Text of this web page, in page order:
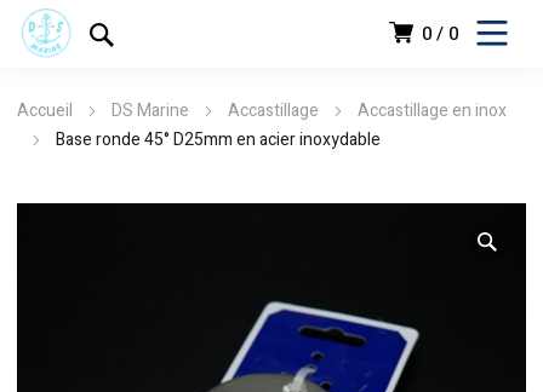
0 0
Accueil DS Marine Accastillage
Accastillage en inox
Base ronde 45° D25mm en acier inoxydable